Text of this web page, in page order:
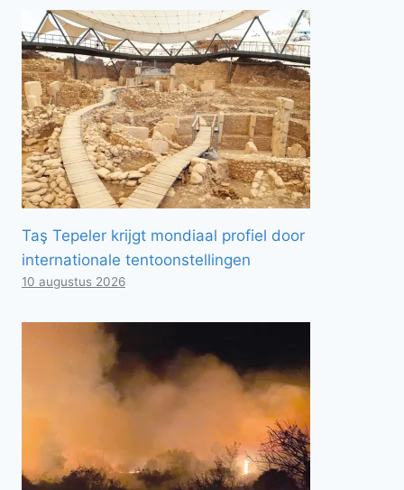
Taş Tepeler krijgt mondiaal profiel door
internationale tentoonstellingen
10 augustus 2026